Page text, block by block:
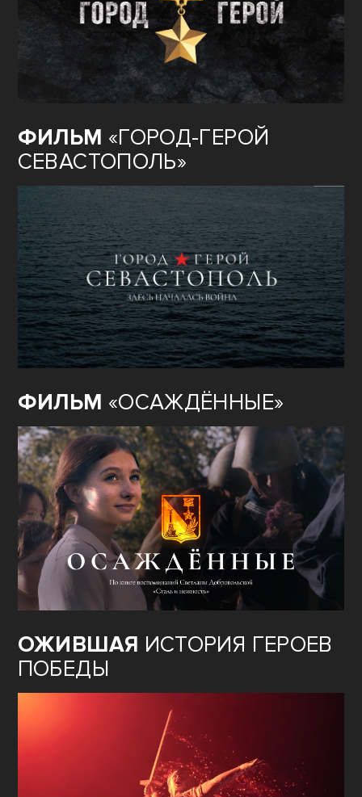
ФИЛЬМ «ГОРОД-ГЕРОЙ
СЕВАСТОПОЛЬ»
ФИЛЬМ «ОСАЖДЁННЫЕ»
ОЖИВШАЯ ИСТОРИЯ ГЕРОЕВ
ПОБЕДЫ